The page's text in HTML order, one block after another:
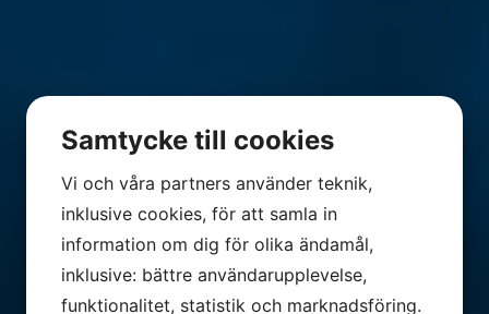
Samtycke till cookies
Vi och våra partners använder teknik,
inklusive cookies, för att samla in
information om dig för olika ändamål,
inklusive: bättre användarupplevelse,
funktionalitet, statistik och marknadsföring.